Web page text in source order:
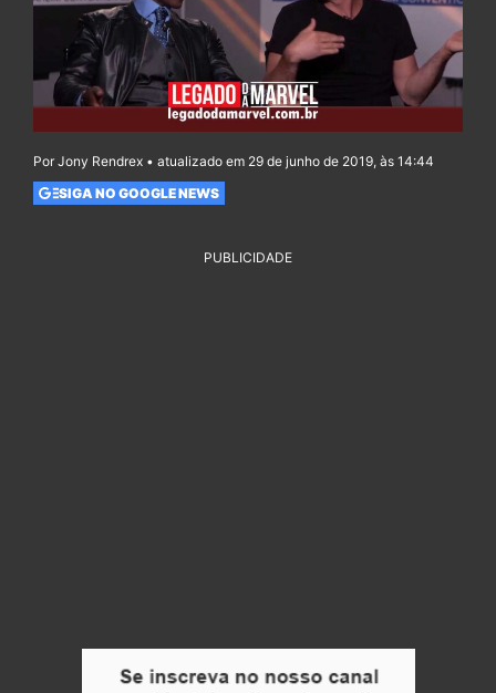
Por Jony Rendrex • atualizado em 29 de junho de 2019, às 14:44
SIGA NO GOOGLE NEWS
PUBLICIDADE